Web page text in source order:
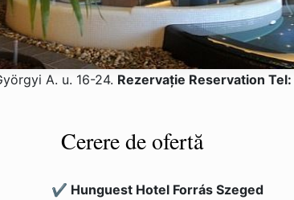
A. u. 16-24. Rezervaţie Reservation
Cerere de ofertă
✔️ Hunguest Hotel Forrás Szeged